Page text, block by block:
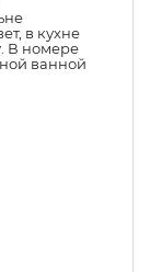
в кухне
В номере
ванной